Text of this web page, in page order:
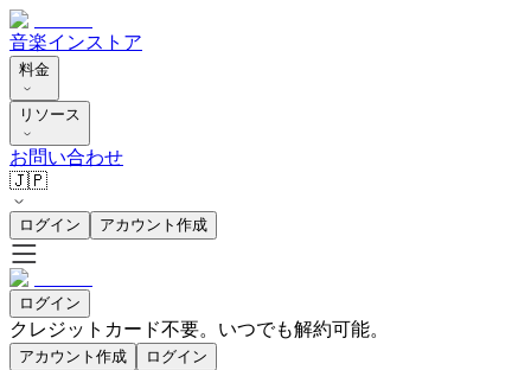
音楽インストア
料金
リソース
お問い合わせ
🇯🇵
ログイン アカウント作成
ログイン
クレジットカード不要。いつでも解約可能。
アカウント作成 ログイン